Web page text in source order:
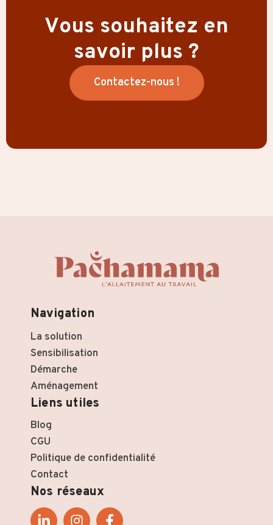
Vous souhaitez en
savoir plus ?
Contactez-nous !
Navigation
La solution
Sensibilisation
Démarche
Aménagement
Liens utiles
Blog
CGU
Politique de confidentialité
Contact
Nos réseaux